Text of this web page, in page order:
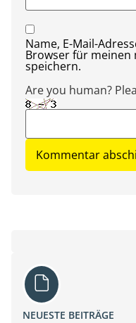
Name, E-Mail-
Browser für
speichern.
Are you human?
NEUESTE BEITRÄGE